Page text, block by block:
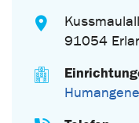
91054